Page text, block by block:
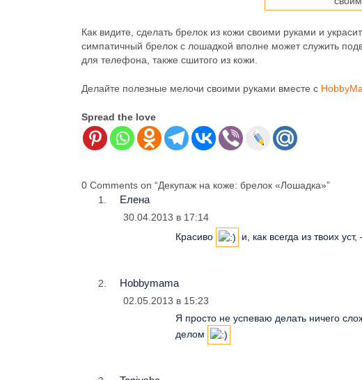
Как видите, сделать брелок из кожи своими руками и
симпатичный брелок с лошадкой вполне может служить
для телефона, также сшитого из кожи.
Делайте полезные мелочи своими руками вместе с
Spread the love
0 Comments on “Декупаж на коже: брелок «Лошадка»”
Елена
30.04.2013 в 17:14
Красиво
и, как всегда из твоих
Hobbymama
02.05.2013 в 15:23
Я просто не успеваю делать ничего
делом